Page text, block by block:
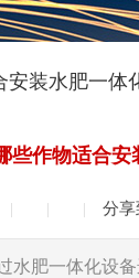
安装水肥一体
些作物适合安
| | | 分享
肥一体化设